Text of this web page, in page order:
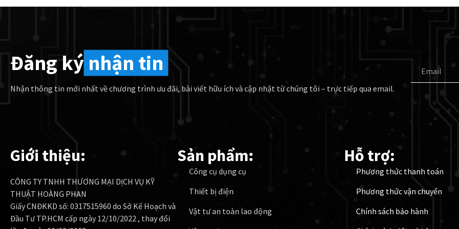
Đăng ký nhận tin
Nhận thông tin mới nhất về chương trình ưu đãi, bài viết hữu ích và cập nhật từ chúng tôi – trực tiếp qua email.
Giới thiệu:
CÔNG TY TNHH THƯƠNG MẠI DỊCH VỤ KỸ
THUẬT HOÀNG PHAN
Giấy CNĐKKD số: 0317515960 do Sở Kế Hoạch và
Đầu Tư TP.HCM cấp ngày 12/10/2022 , thay đổi
Sản phẩm:
Công cụ dụng cụ
Thiết bị điện
Vật tư an toàn lao động
Hỗ trợ:
Phương thức thanh toán
Phương thức vận chuyển
Chính sách bảo hành